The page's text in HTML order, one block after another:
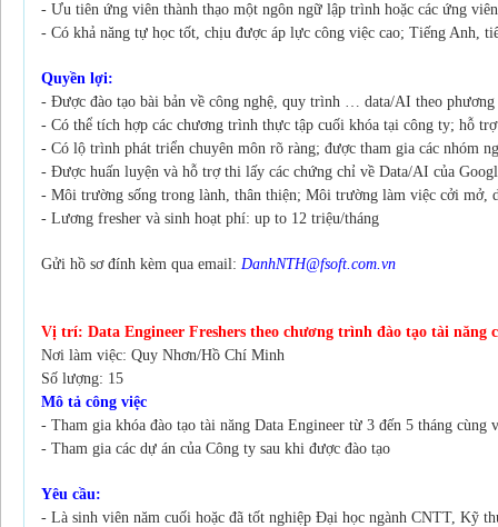
- Ưu tiên ứng viên thành thạo một ngôn ngữ lập trình hoặc các ứng
- Có khả năng tự học tốt, chịu được áp lực công việc cao; Tiếng Anh,
Quyền lợi:
- Được đào tạo bài bản về công nghệ, quy trình … data/AI theo phương
- Có thể tích hợp các chương trình thực tập cuối khóa tại công ty; hỗ
- Có lộ trình phát triển chuyên môn rõ ràng; được tham gia các nhóm
- Được huấn luyện và hỗ trợ thi lấy các chứng chỉ về Data/AI của
- Môi trường sống trong lành, thân thiện; Môi trường làm việc cởi mở,
- Lương fresher và sinh hoạt phí: up to 12 triệu/tháng
Gửi hồ sơ đính kèm qua email: DanhNTH@fsoft.com.vn
Vị trí: Data Engineer Freshers theo chương trình đào tạo tài năng
Nơi làm việc: Quy Nhơn/Hồ Chí Minh
Số lượng: 15
Mô tả công việc
- Tham gia khóa đào tạo tài năng Data Engineer từ 3 đến 5 tháng cùng
- Tham gia các dự án của Công ty sau khi được đào tạo
Yêu cầu:
- Là sinh viên năm cuối hoặc đã tốt nghiệp Đại học ngành CNTT, Kỹ